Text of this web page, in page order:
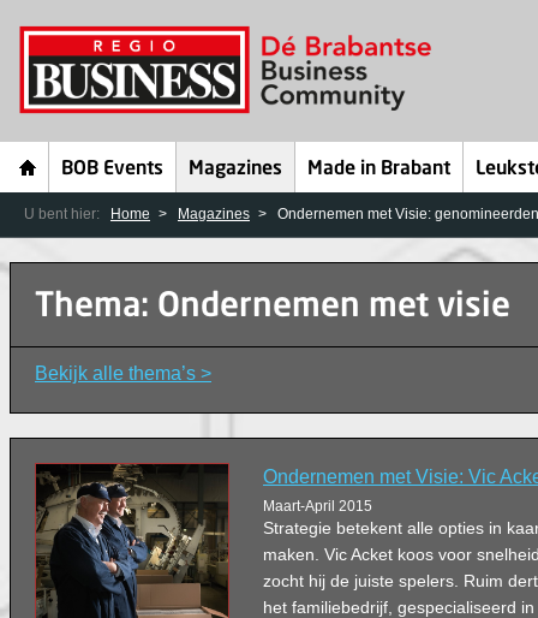
BOB Events Magazines Made in Brabant
U bent hier: Home Magazines Ondernemen met Visie:
Thema: Ondernemen met visie
Bekijk alle thema’s >
Ondernemen met Visie: Vic
Maart-April 2015
Strategie betekent alle opties in
maken. Vic Acket koos voor
zocht hij de juiste spelers. Ruim
het familiebedrijf, gespecialiseerd